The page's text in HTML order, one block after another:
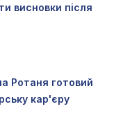
висновки після
Ротаня готовий
кар'єру